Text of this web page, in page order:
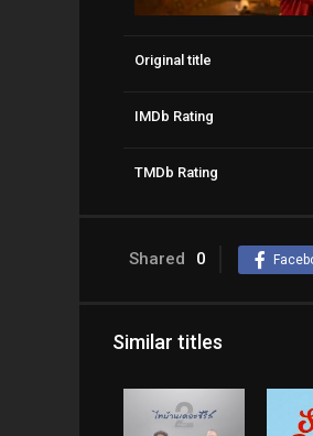
Original title
IMDb Rating
TMDb Rating
Shared 0
Similar titles